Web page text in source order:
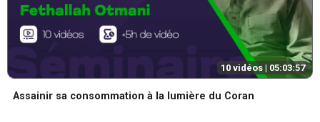
10 vidéos | 05:03:57
Assainir sa consommation à la lumière du Coran